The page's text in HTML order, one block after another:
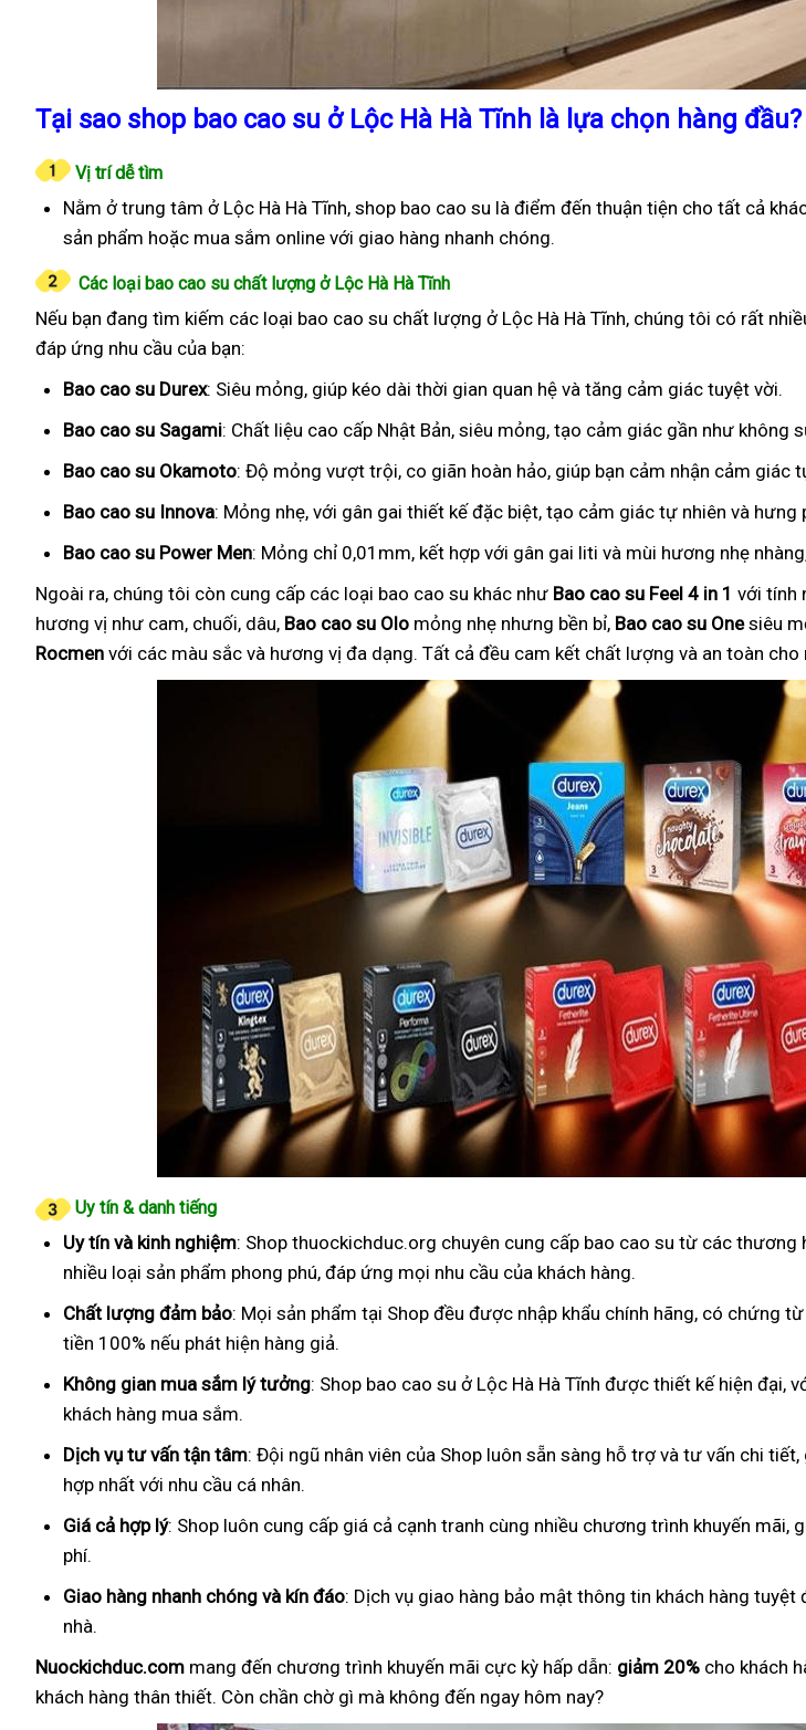
Tại sao shop bao cao su ở Lộc Hà Hà Tĩnh là lựa chọn hàng đầu?
Vị trí dễ tìm
Nằm ở trung tâm ở Lộc Hà Hà Tĩnh, shop bao cao su là điểm đến thuận tiện cho tất cả
sản phẩm hoặc mua sắm online với giao hàng nhanh chóng.
Các loại bao cao su chất lượng ở Lộc Hà Hà Tĩnh
Nếu bạn đang tìm kiếm các loại bao cao su chất lượng ở Lộc Hà Hà Tĩnh, chúng tôi có rất
đáp ứng nhu cầu của bạn:
Bao cao su Durex: Siêu mỏng, giúp kéo dài thời gian quan hệ và tăng cảm giác tuyệt vời.
Bao cao su Sagami: Chất liệu cao cấp Nhật Bản, siêu mỏng, tạo cảm giác gần như không
Bao cao su Okamoto: Độ mỏng vượt trội, co giãn hoàn hảo, giúp bạn cảm nhận cảm giác
Bao cao su Innova: Mỏng nhẹ, với gân gai thiết kế đặc biệt, tạo cảm giác tự nhiên và hưng
Bao cao su Power Men: Mỏng chỉ 0,01mm, kết hợp với gân gai liti và mùi hương nhẹ
Ngoài ra, chúng tôi còn cung cấp các loại bao cao su khác như Bao cao su Feel 4 in 1 với tính
hương vị như cam, chuối, dâu, Bao cao su Olo mỏng nhẹ nhưng bền bỉ, Bao cao su Onesiêu
Rocmen với các màu sắc và hương vị đa dạng. Tất cả đều cam kết chất lượng và an toàn
Uy tín & danh tiếng
Uy tín và kinh nghiệm: Shop thuockichduc.org chuyên cung cấp bao cao su từ các thương
nhiều loại sản phẩm phong phú, đáp ứng mọi nhu cầu của khách hàng.
Chất lượng đảm bảo: Mọi sản phẩm tại Shop đều được nhập khẩu chính hãng, có chứng
tiền 100% nếu phát hiện hàng giả.
Không gian mua sắm lý tưởng: Shop bao cao su ở Lộc Hà Hà Tĩnh được thiết kế hiện đại,
khách hàng mua sắm.
Dịch vụ tư vấn tận tâm: Đội ngũ nhân viên của Shop luôn sẵn sàng hỗ trợ và tư vấn chi
hợp nhất với nhu cầu cá nhân.
Giá cả hợp lý: Shop luôn cung cấp giá cả cạnh tranh cùng nhiều chương trình khuyến mãi,
phí.
Giao hàng nhanh chóng và kín đáo: Dịch vụ giao hàng bảo mật thông tin khách hàng
nhà.
Nuockichduc.com mang đến chương trình khuyến mãi cực kỳ hấp dẫn: giảm 20% cho khách
khách hàng thân thiết. Còn chần chờ gì mà không đến ngay hôm nay?